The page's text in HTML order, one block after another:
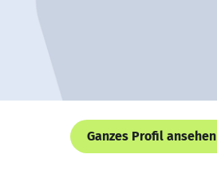
Ganzes Profil ansehen